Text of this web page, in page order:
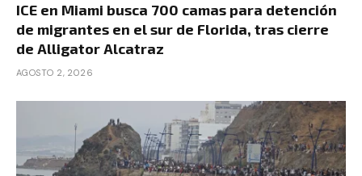
ICE en Miami busca 700 camas para detención
de migrantes en el sur de Florida, tras cierre
de Alligator Alcatraz
AGOSTO 2, 2026